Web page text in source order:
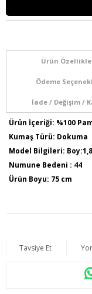
Ürün
Ödeme
İade / Değişim /
Ürün İçeriği: %100
Kumaş Türü: Dokuma
Model Bilgileri:
Numune Bedeni : 44
Ürün Boyu: 75 cm
Tavsiye Et